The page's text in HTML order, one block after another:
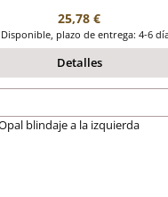
Precio normal:
25,78 €
Disponible, plazo de entrega: 4-6
Detalles